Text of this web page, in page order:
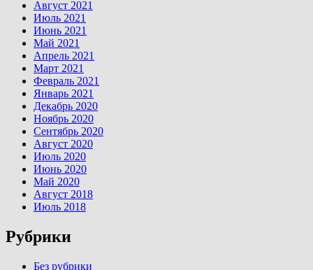
Август 2021
Июль 2021
Июнь 2021
Май 2021
Апрель 2021
Март 2021
Февраль 2021
Январь 2021
Декабрь 2020
Ноябрь 2020
Сентябрь 2020
Август 2020
Июль 2020
Июнь 2020
Май 2020
Август 2018
Июль 2018
Рубрики
Без рубрики